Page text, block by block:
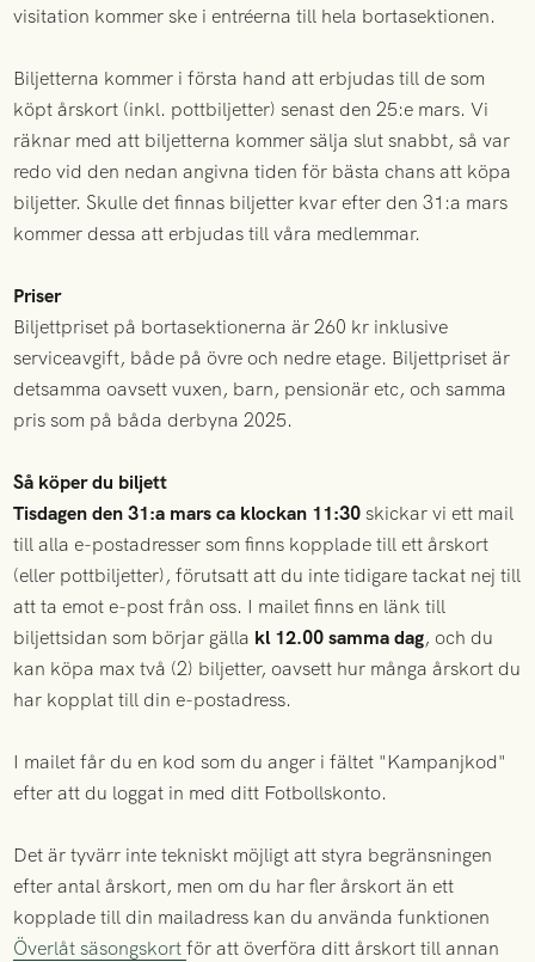
visitation kommer ske i entréerna till hela bortasektionen.
Biljetterna kommer i första hand att erbjudas till de som
köpt årskort (inkl. pottbiljetter) senast den 25:e mars. Vi
räknar med att biljetterna kommer sälja slut snabbt, så var
redo vid den nedan angivna tiden för bästa chans att köpa
biljetter. Skulle det finnas biljetter kvar efter den 31:a mars
kommer dessa att erbjudas till våra medlemmar.
Priser
Biljettpriset på bortasektionerna är 260 kr inklusive
serviceavgift, både på övre och nedre etage. Biljettpriset är
detsamma oavsett vuxen, barn, pensionär etc, och samma
pris som på båda derbyna 2025.
Så köper du biljett
Tisdagen den 31:a mars ca klockan 11:30 skickar vi ett mail
till alla e-postadresser som finns kopplade till ett årskort
(eller pottbiljetter), förutsatt att du inte tidigare tackat nej till
att ta emot e-post från oss. I mailet finns en länk till
biljettsidan som börjar gälla kl 12.00 samma dag, och du
kan köpa max två (2) biljetter, oavsett hur många årskort du
har kopplat till din e-postadress.
I mailet får du en kod som du anger i fältet "Kampanjkod"
efter att du loggat in med ditt Fotbollskonto.
Det är tyvärr inte tekniskt möjligt att styra begränsningen
efter antal årskort, men om du har fler årskort än ett
kopplade till din mailadress kan du använda funktionen
Överlåt säsongskortför att överföra ditt årskort till annan